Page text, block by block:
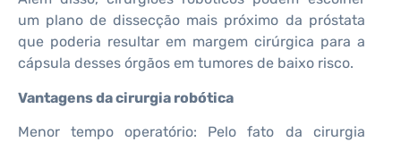
um plano de dissecção mais próximo da próstata
que poderia resultar em margem cirúrgica para a
cápsula desses órgãos em tumores de baixo risco.
Vantagens da cirurgia robótica
Menor tempo operatório: Pelo fato da cirurgia